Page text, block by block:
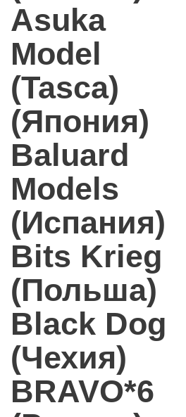
Asuka
Model
(Tasca)
(Япония)
Baluard
Models
(Испания)
Bits Krieg
(Польша)
Black Dog
(Чехия)
BRAVO*6